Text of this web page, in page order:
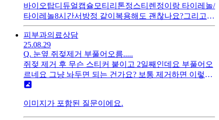
바이오탑디듀얼캡슐모티리톤정스티렌정이랑 타이레놀/
타이레놀8시간서방정 같이복용해도 괜찮나요?그리고
이 약들 복통을 잡아줄 수 있는 게 있나용?과민성대장증
후군으로 복통이 있어서요
피부과의료상담
25.08.29
Q. 눈옆 쥐젖제거 부풀어오름.....
쥐젖 제거 후 무슨 스티커 붙이고 2일째인데요 부풀어오
르네요 그냥 놔두면 되는 건가요? 보통 제거하면 이렇게
부풀어오르나요? 레이저로 조졌어요
이미지가 포함된 질문이에요.